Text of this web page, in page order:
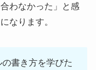
わなかった」と感
なります。
書き方を学びた